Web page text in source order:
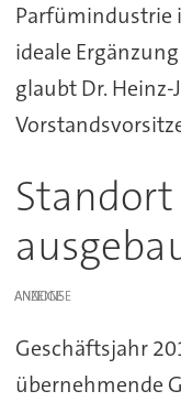
Parfümindustrie
ideale
glaubt Dr.
Standort
ANZEIGE
Geschäftsjahr
übernehmende